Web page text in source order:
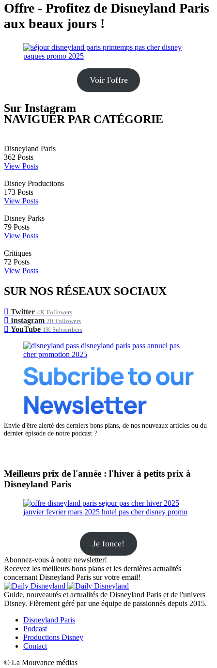
Offre - Profitez de Disneyland Paris
aux beaux jours !
Voir l'offre
Sur Instagram
NAVIGUER PAR CATÉGORIE
Disneyland Paris
362 Posts
View Posts
Disney Productions
173 Posts
View Posts
Disney Parks
79 Posts
View Posts
Critiques
72 Posts
View Posts
SUR NOS RÉSEAUX SOCIAUX
Twitter 4K Followers
Instagram 20 Followers
YouTube 1K Subscribers
Envie d'être alerté des derniers bons plans, de nos nouveaux articles ou du
dernier épisode de notre podcast ?
Meilleurs prix de l'année : l'hiver à petits prix à
Disneyland Paris
Je fonce!
Abonnez-vous à notre newsletter!
Recevez les meilleurs bons plans et les dernières actualités
concernant Disneyland Paris sur votre email!
Guide, nouveautés et actualités de Disneyland Paris et de l'univers
Disney. Fièrement géré par une équipe de passionnés depuis 2015.
Disneyland Paris
Podcast
Productions Disney
Contact
© La Mouvance médias